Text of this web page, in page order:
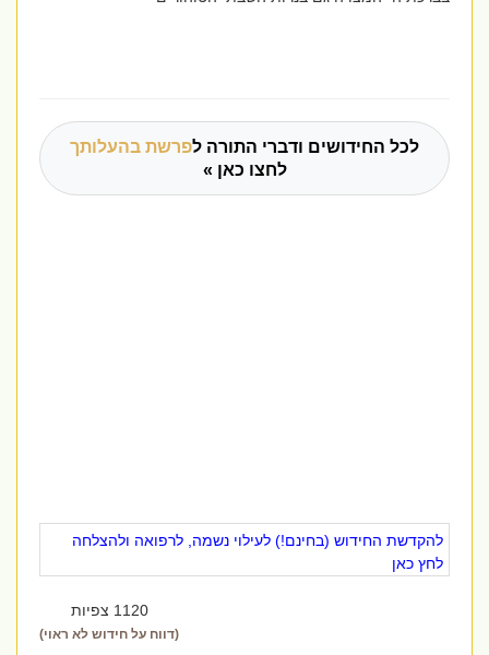
לכל החידושים ודברי התורה לפרשת בהעלותך
לחצו כאן »
להקדשת החידוש (בחינם!) לעילוי נשמה, לרפואה ולהצלחה
לחץ כאן
1120 צפיות
(דווח על חידוש לא ראוי)